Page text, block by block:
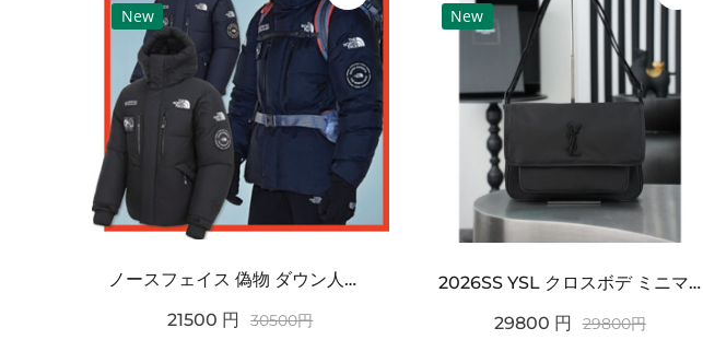
New
ノースフェイス 偽物 ダウン人気【THE NORTH FACE】M'S 7 SUMMIT HIM...
21500 円 30500円
New
2026SS YSL クロスボデ ミニマルフラップショルダー SAINT LAURENT サンロ...
29800 円 29800円